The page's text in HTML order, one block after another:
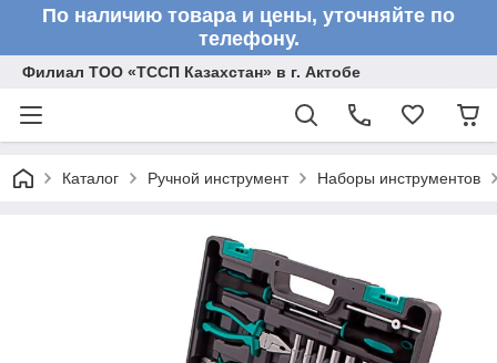
По наличию товара и цены, уточняйте по
телефону.
Филиал ТОО «ТССП Казахстан» в г. Актобе
Каталог Ручной инструмент Наборы инструментов